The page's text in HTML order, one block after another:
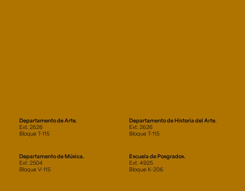
Departamento de Arte.
Ext. 2626
Bloque T-115
Departamento de Historia del Arte.
Ext. 2626
Bloque T-115
Departamento de Música.
Ext. 2504
Bloque V-115
Escuela de Posgrados.
Ext. 4925
Bloque K-206